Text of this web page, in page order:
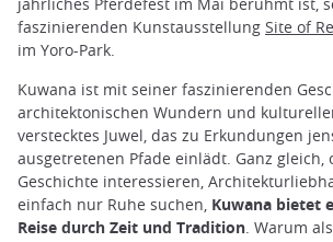
jährliches Pferdefest im Mai berühmt ist,
faszinierenden Kunstausstellung Site of
im Yoro-Park.
Kuwana ist mit seiner faszinierenden
architektonischen Wundern und
verstecktes Juwel, das zu Erkundungen
ausgetretenen Pfade einlädt. Ganz gleich,
Geschichte interessieren,
einfach nur Ruhe suchen, Kuwana bietet
Reise durch Zeit und Tradition . Warum